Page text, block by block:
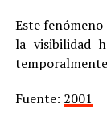
Este
la visibilidad
Fuente: 2001